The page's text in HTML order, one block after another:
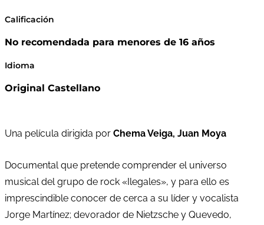
Calificación
No recomendada para menores de 16 años
Idioma
Original Castellano
Una película dirigida por Chema Veiga, Juan Moya
Documental que pretende comprender el universo
musical del grupo de rock «Ilegales», y para ello es
imprescindible conocer de cerca a su líder y vocalista
Jorge Martínez; devorador de Nietzsche y Quevedo,